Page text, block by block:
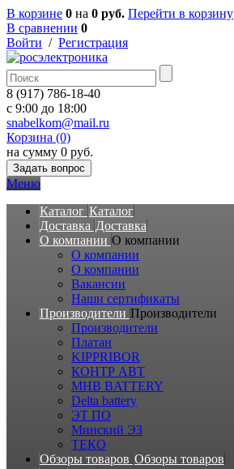
В корзине 0 на 0 руб. Перейти в корзину
В сравнении 0
Войти / Регистрация
8 (917) 786-18-40
c 9:00 до 18:00
snabelkom@mail.ru
Корзина (0)
на сумму 0 руб.
Задать вопрос
Меню
Каталог Каталог
Доставка Доставка
О компании О компании
О компании
О компании
Вакансии
Наши сертификаты
Производители Производители
Производители
Платан
KIPPRIBOR
КОНТР АВТ
MHB BATTERY
Delta battery
ЭT ПО
Минский ЭЗ
ТЕКО
Обзоры товаров Обзоры товаров